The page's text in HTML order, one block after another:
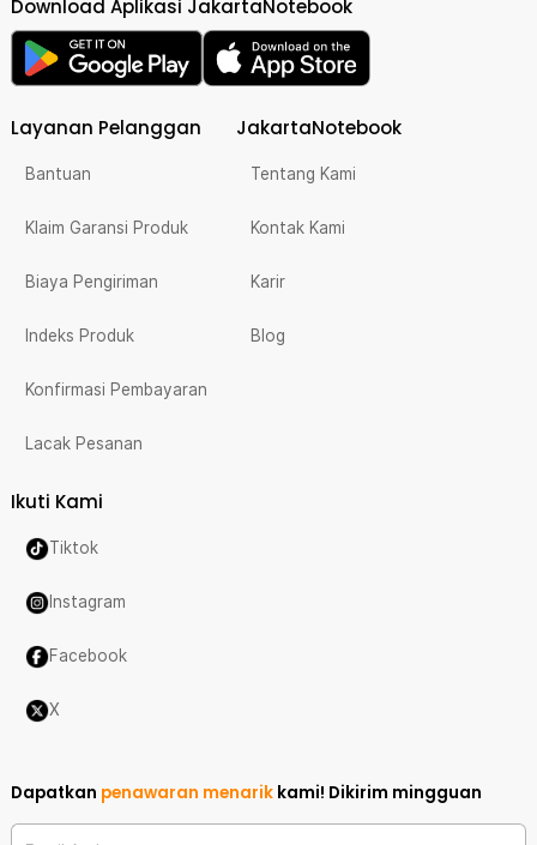
Download Aplikasi JakartaNotebook
Layanan Pelanggan
Bantuan
Klaim Garansi Produk
Biaya Pengiriman
Indeks Produk
Konfirmasi Pembayaran
Lacak Pesanan
JakartaNotebook
Tentang Kami
Kontak Kami
Karir
Blog
Ikuti Kami
Tiktok
Instagram
Facebook
X
Dapatkan penawaran menarik kami! Dikirim mingguan